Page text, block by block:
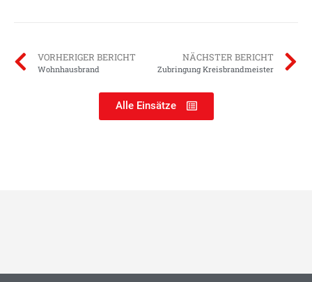
VORHERIGER BERICHT
Wohnhausbrand
NÄCHSTER BERICHT
Zubringung Kreisbrandmeister
Alle Einsätze